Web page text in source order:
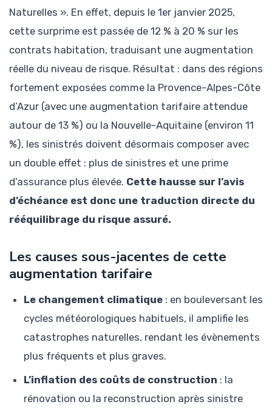
Naturelles ». En effet, depuis le 1er janvier 2025,
cette surprime est passée de 12 % à 20 % sur les
contrats habitation, traduisant une augmentation
réelle du niveau de risque. Résultat : dans des régions
fortement exposées comme la Provence-Alpes-Côte
d’Azur (avec une augmentation tarifaire attendue
autour de 13 %) ou la Nouvelle-Aquitaine (environ 11
%), les sinistrés doivent désormais composer avec
un double effet : plus de sinistres et une prime
d’assurance plus élevée. Cette hausse sur l’avis
d’échéance est donc une traduction directe du
rééquilibrage du risque assuré.
Les causes sous-jacentes de cette
augmentation tarifaire
Le changement climatique : en bouleversant les
cycles météorologiques habituels, il amplifie les
catastrophes naturelles, rendant les évènements
plus fréquents et plus graves.
L’inflation des coûts de construction : la
rénovation ou la reconstruction après sinistre